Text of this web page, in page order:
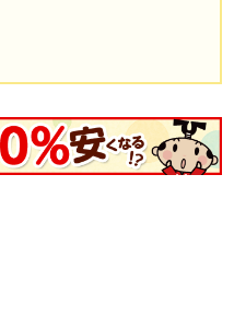
準引越運送約款